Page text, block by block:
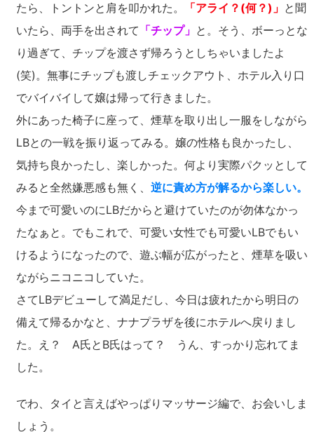
たら、トントンと肩を叩かれた。
「アライ？(何？)」 と聞
いたら、両手を出されて 「チップ」 と。そう、ボーっとな
り過ぎて、チップを渡さず帰ろうとしちゃいましたよ
(笑)。無事にチップも渡しチェックアウト、ホテル入り口
でバイバイして嬢は帰って行きました。
外にあった椅子に座って、煙草を取り出し一服をしながら
LBとの一戦を振り返ってみる。嬢の性格も良かったし、
気持ち良かったし、楽しかった。何より実際パクッとして
みると全然嫌悪感も無く、 逆に責め方が解るから楽しい。
今まで可愛いのにLBだからと避けていたのが勿体なかっ
たなぁと。でもこれで、可愛い女性でも可愛いLBでもい
けるようになったので、遊ぶ幅が広がったと、煙草を吸い
ながらニコニコしていた。
さてLBデビューして満足だし、今日は疲れたから明日の
備えて帰るかなと、ナナプラザを後にホテルへ戻りまし
た。え？ A氏とB氏はって？ うん、すっかり忘れてま
した。
でわ、タイと言えばやっぱりマッサージ編で、お会いしま
しょう。